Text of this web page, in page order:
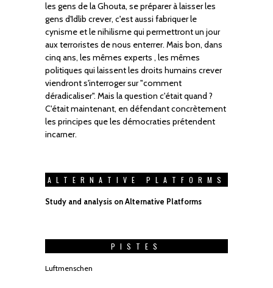
les gens de la Ghouta, se préparer à laisser les
gens d'Idlib crever, c'est aussi fabriquer le
cynisme et le nihilisme qui permettront un jour
aux terroristes de nous enterrer. Mais bon, dans
cinq ans, les mêmes experts , les mêmes
politiques qui laissent les droits humains crever
viendront s'interroger sur "comment
déradicaliser". Mais la question c'était quand ?
C'était maintenant, en défendant concrètement
les principes que les démocraties prétendent
incarner.
ALTERNATIVE PLATFORMS
Study and analysis on Alternative Platforms
PISTES
Luftmenschen